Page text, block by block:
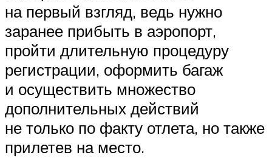
на первый взгляд, ведь нужно
заранее прибыть в аэропорт,
пройти длительную процедуру
регистрации, оформить багаж
и осуществить множество
дополнительных действий
не только по факту отлета, но также
прилетев на место.